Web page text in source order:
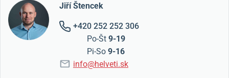
Jiří Štencek
+420 252 252 306
Po-Št 9-19
Pi-So 9-16
info@helveti.sk